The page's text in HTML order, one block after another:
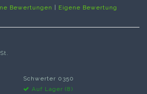
Bewertungen
Eigene Bewertung
Schwerter 0350
Auf Lager (8)